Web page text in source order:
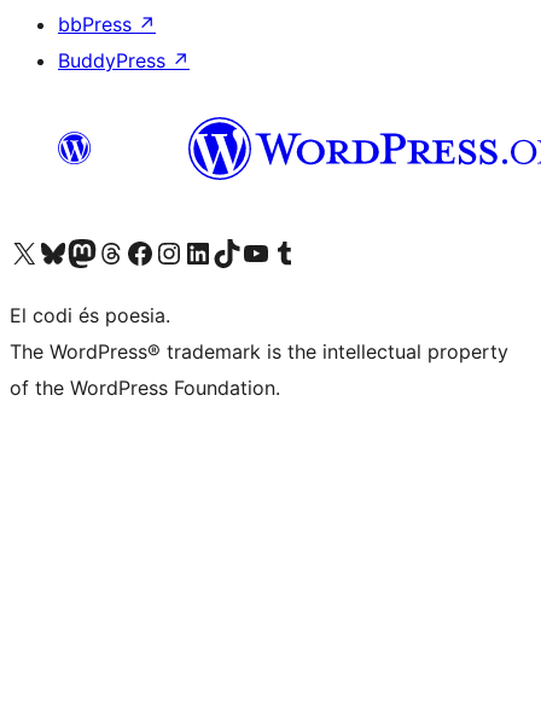
bbPress ↗
BuddyPress ↗
Visiteu el nostre compte X (abans Twitter)
Visiteu el nostre compte de Bluesky
Visiteu el nostre compte al Mastodon
Visiteu el nostre compte de Threads
Visiteu la nostra pàgina al Facebook
Visiteu el nostre compte d'Instagram
Visiteu el nostre compte de LinkedIn
Visiteu el nostre compte de TikTok
Visiteu el nostre canal al YouTube
Visiteu el nostre compte de Tumblr
El codi és poesia.
The WordPress® trademark is the intellectual property
of the WordPress Foundation.